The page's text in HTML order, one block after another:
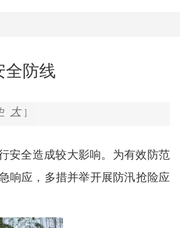
在线访谈
全防线
大
安全造成较大影响。为有效防范
响应，多措并举开展防汛抢险应